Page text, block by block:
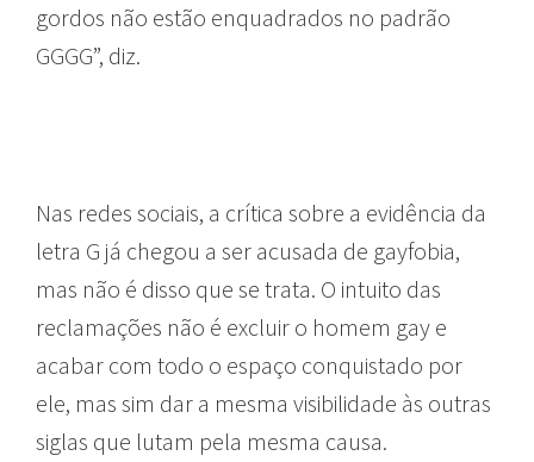
gordos não estão enquadrados no padrão
GGGG”, diz.
Nas redes sociais, a crítica sobre a evidência da
letra G já chegou a ser acusada de gayfobia,
mas não é disso que se trata. O intuito das
reclamações não é excluir o homem gay e
acabar com todo o espaço conquistado por
ele, mas sim dar a mesma visibilidade às outras
siglas que lutam pela mesma causa.